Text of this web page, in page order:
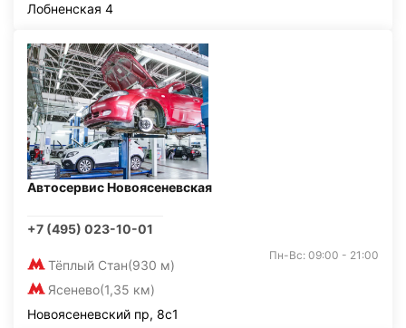
Лобненская 4
Автосервис Новоясеневская
+7 (495) 023-10-01
Тёплый Стан(930 м)
Ясенево(1,35 км)
Пн-Вс: 09:00 - 21:00
Новоясеневский пр, 8с1